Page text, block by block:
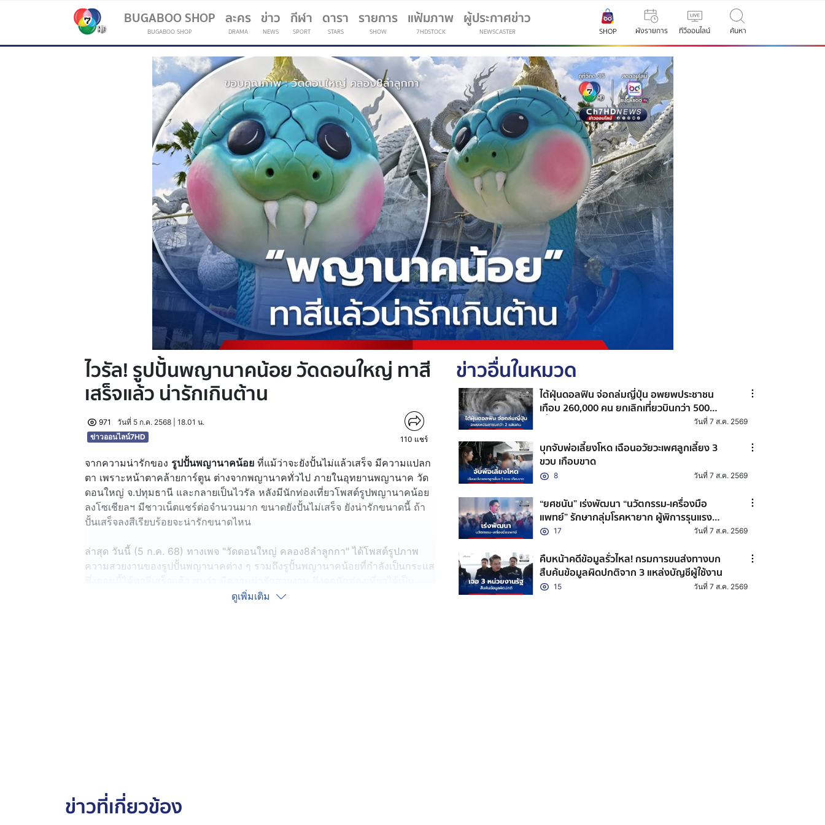
BUGABOO SHOP
BUGABOO SHOP
ละคร
DRAMA
ข่าว
NEWS
กีฬา
SPORT
(current)
ดารา
STARS
รายการ
SHOW
แฟ้มภาพ
7HDSTOCK
ผู้ประกาศข่าว
NEWSCASTER SHOP ผังรายการ ทีวีออนไลน์ ค้นหา
ไวรัล! รูปปั้นพญานาคน้อย วัดดอนใหญ่ ทาสี
เสร็จแล้ว น่ารักเกินต้าน
971
วันที่ 5 ก.ค. 2568 | 18.01 น.
ข่าวออนไลน์7HD
110 แชร์
จากความน่ารักของ รูปปั้นพญานาคน้อย ที่แม้ว่าจะยังปั้นไม่แล้วเสร็จ มีความแปลก
ตา เพราะหน้าตาคล้ายการ์ตูน ต่างจากพญานาคทั่วไป ภายในอุทยานพญานาค วัด
ดอนใหญ่ จ.ปทุมธานี และกลายเป็นไวรัล หลังมีนักท่องเที่ยวโพสต์รูปพญานาคน้อย
ลงโซเชียลฯ มีชาวเน็ตแชร์ต่อจำนวนมาก ขนาดยังปั้นไม่เสร็จ ยังน่ารักขนาดนี้ ถ้า
ปั้นเสร็จลงสีเรียบร้อยจะน่ารักขนาดไหน
ล่าสุด วันนี้ (5 ก.ค. 68) ทางเพจ "วัดดอนใหญ่ คลอง8ลำลูกกา" ได้โพสต์รูปภาพ
ความสวยงานของรูปปั้นพญานาคต่าง ๆ รวมถึงรูปั้นพญานาคน้อยที่กำลังเป็นกระแส
7.พญานาคดำแสนสิริจันทรานาคราช
8.พญายัสมัญนาคราช
ดูเพิ่มเติม
ข่าวอื่นในหมวด
ไต้ฝุ่นดอลฟิน จ่อถล่มญี่ปุ่น อพยพประชาชน
เกือบ 260,000 คน ยกเลิกเที่ยวบินกว่า 500
วันที่ 7 ส.ค. 2569
บุกจับพ่อเลี้ยงโหด เฉือนอวัยวะเพศลูกเลี้ยง 3
ขวบ เกือบขาด
8 วันที่ 7 ส.ค. 2569
“ยศชนัน” เร่งพัฒนา “นวัตกรรม-เครื่องมือ
แพทย์” รักษากลุ่มโรคหายาก ผู้พิการรุนแรง
หนุนสตาร์ตอัปผลิตในไทย ช่วยลดต้นทุน
17 วันที่ 7 ส.ค. 2569
คืบหน้าคดีข้อมูลรั่วไหล! กรมการขนส่งทางบก
สืบค้นข้อมูลผิดปกติจาก 3 แหล่งบัญชีผู้ใช้งาน
15 วันที่ 7 ส.ค. 2569
ข่าวที่เกี่ยวข้อง